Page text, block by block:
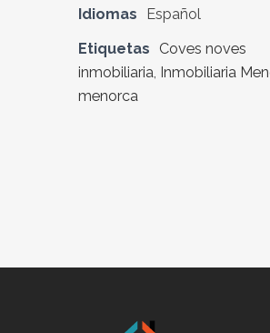
Idiomas
Español
Etiquetas
Coves noves
inmobiliaria, Inmobiliaria
menorca